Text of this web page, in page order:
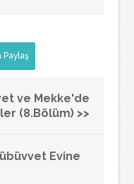
Paylaş
ve Mekke'de
(8.Bölüm) >>
Evine